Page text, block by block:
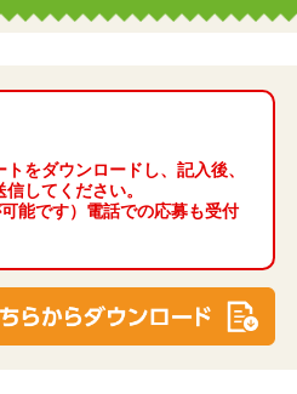
をダウンロードし、記入後、
してください。
能です）電話での応募も受付